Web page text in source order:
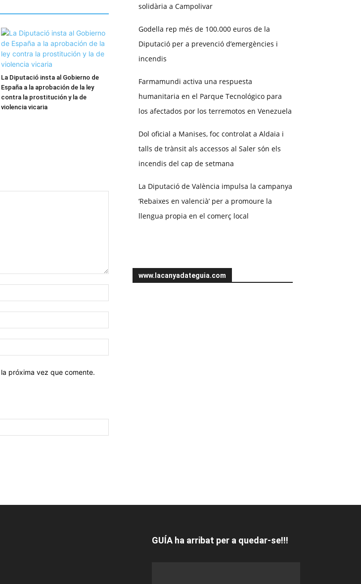
La Diputació insta al Gobierno de
España a la aprobación de la ley
contra la prostitución y la de
violencia vicaria
próxima vez que comente.
solidària a Campolivar
Godella rep més de 100.000 euros de la
Diputació per a prevenció d’emergències i
incendis
Farmamundi activa una respuesta
humanitaria en el Parque Tecnológico para
los afectados por los terremotos en Venezuela
Dol oficial a Manises, foc controlat a Aldaia i
talls de trànsit als accessos al Saler són els
incendis del cap de setmana
La Diputació de València impulsa la campanya
‘Rebaixes en valencià’ per a promoure la
llengua propia en el comerç local
www.lacanyadateguia.com
GUÍA ha arribat per a quedar-se!!!